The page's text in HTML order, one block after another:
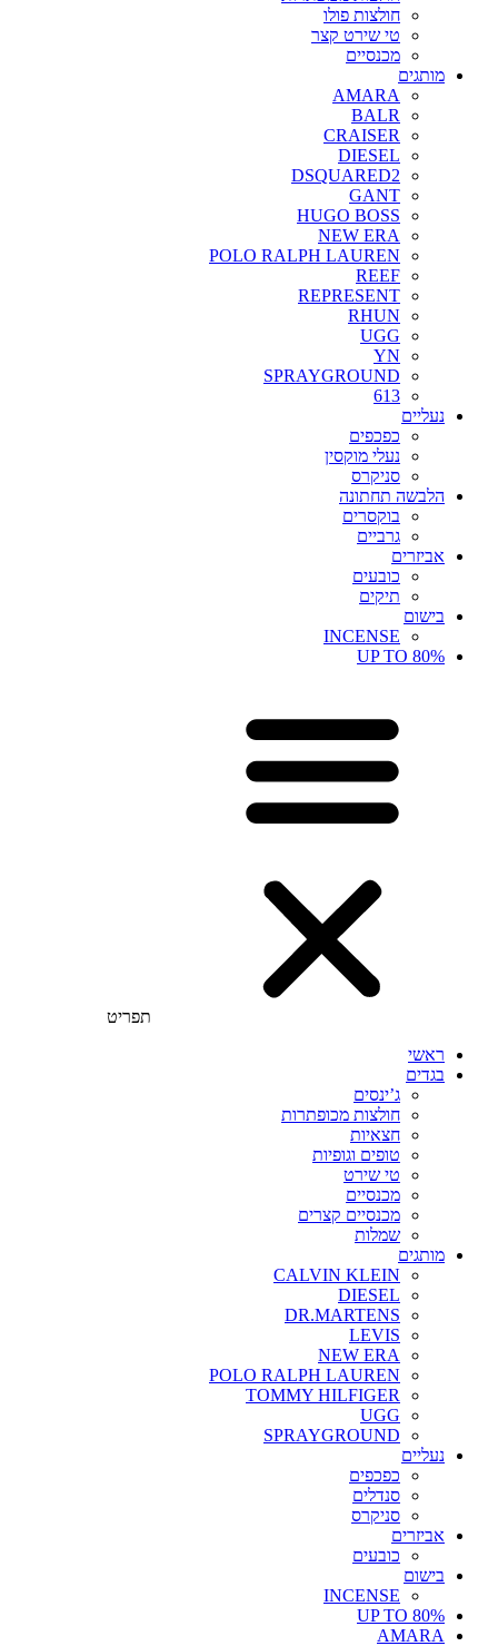
חולצות פולו
טי שירט קצר
מכנסיים
מותגים
AMARA
BALR
CRAISER
DIESEL
DSQUARED2
GANT
HUGO BOSS
NEW ERA
POLO RALPH LAUREN
REEF
REPRESENT
RHUN
UGG
YN
SPRAYGROUND
613
נעליים
כפכפים
נעלי מוקסין
סניקרס
הלבשה תחתונה
בוקסרים
גרביים
אביזרים
כובעים
תיקים
בישום
INCENSE
UP TO 80%
תפריט
ראשי
בגדים
ג’ינסים
חולצות מכופתרות
חצאיות
טופים וגופיות
טי שירט
מכנסיים
מכנסיים קצרים
שמלות
מותגים
CALVIN KLEIN
DIESEL
DR.MARTENS
LEVIS
NEW ERA
POLO RALPH LAUREN
TOMMY HILFIGER
UGG
SPRAYGROUND
נעליים
כפכפים
סנדלים
סניקרס
אביזרים
כובעים
בישום
INCENSE
UP TO 80%
AMARA